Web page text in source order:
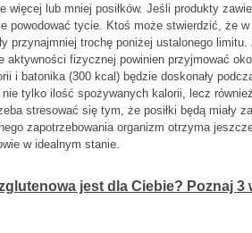
więcej lub mniej posiłków. Jeśli produkty
powodować tycie. Ktoś może stwierdzić, że
przynajmniej trochę poniżej ustalonego limitu.
fizycznej powinien przyjmować
i batonika (300 kcal) będzie doskonały
tylko ilość spożywanych kalorii, lecz
stresować się tym, że posiłki będą miały
zapotrzebowania organizm otrzyma
w idealnym stanie.
jest dla Ciebie? Poznaj 3